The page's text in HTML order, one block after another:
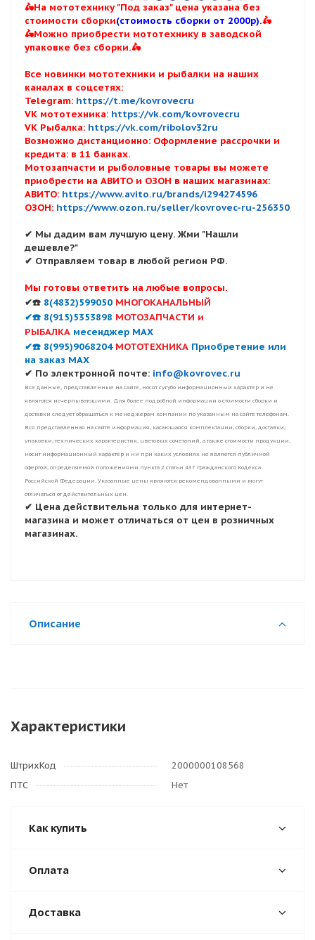
🛵На мототехнику "Под заказ" цена указана без
стоимости сборки(стоимость сборки от 2000р).🛵
🛵Можно приобрести мототехнику в заводской
упаковке без сборки.🛵
Все новинки мототехники и рыбалки на наших
каналах в соцсетях:
Telegram: https://t.me/kovrovecru
VK мототехника: https://vk.com/kovrovecru
VK Рыбалка: https://vk.com/ribolov32ru
Возможно дистанционно: Оформление рассрочки и
кредита: в 11 банках.
Мотозапчасти и рыболовные товары вы можете
приобрести на АВИТО и ОЗОН в наших магазинах:
АВИТО: https://www.avito.ru/brands/i294274596
ОЗОН: https://www.ozon.ru/seller/kovrovec-ru-256350
✔ Мы дадим вам лучшую цену. Жми "Нашли
дешевле?"
✔ Отправляем товар в любой регион РФ.
Мы готовы ответить на любые вопросы.
✔☎️ 8(4832)599050 МНОГОКАНАЛЬНЫЙ
✔☎️ 8(915)5353898 МОТОЗАПЧАСТИ и
РЫБАЛКА месенджер MAX
✔☎️ 8(995)9068204 МОТОТЕХНИКА Приобретение или
на заказ MAX
✔ По электронной почте: info@kovrovec.ru
Все данные, представленные на сайте, носят сугубо информационный характер и не
являются исчерпывающими. Для более подробной информации о стоимости сборки и
доставки следует обращаться к менеджерам компании по указанным на сайте телефонам.
Вся представленная на сайте информация, касающаяся комплектации, сборки, доставки,
упаковки, технических характеристик, цветовых сочетаний, а также стоимости продукции,
носит информационный характер и ни при каких условиях не является публичной
офертой, определяемой положениями пункта 2 статьи 437 Гражданского Кодекса
Российской Федерации. Указанные цены являются рекомендованными и могут
отличаться от действительных цен.
✔ Цена действительна только для интернет-
магазина и может отличаться от цен в розничных
магазинах.
Описание
Характеристики
ШтрихКод
2000000108568
ПТС
Нет
Как купить
Оплата
Доставка